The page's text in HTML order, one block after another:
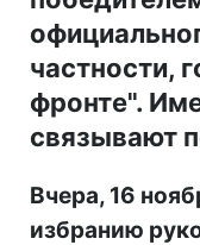
частности,
фронте".
связывают
Вчера, 16
избранию